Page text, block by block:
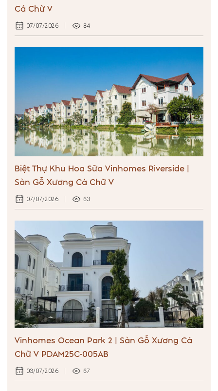
Cá Chữ V
07/07/2026 84
Biệt Thự Khu Hoa Sữa Vinhomes Riverside |
Sàn Gỗ Xương Cá Chữ V
07/07/2026 63
Vinhomes Ocean Park 2 | Sàn Gỗ Xương Cá
Chữ V PDAM25C-005AB
03/07/2026 67